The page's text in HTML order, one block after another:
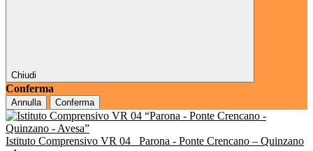
Chiudi
Conferma
Annulla Conferma
Istituto Comprensivo VR 04
Parona - Ponte Crencano – Quinzano